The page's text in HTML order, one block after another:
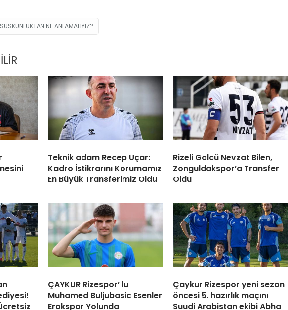
NE ANLAMALIYIZ?
Teknik adam Recep Uçar:
Kadro İstikrarını Korumamız
En Büyük Transferimiz Oldu
Rizeli Golcü Nevzat Bilen,
Zonguldakspor’a Transfer
Oldu
ÇAYKUR Rizespor’ lu
Muhamed Buljubasic Esenler
Erokspor Yolunda
Çaykur Rizespor yeni sezon
öncesi 5. hazırlık maçını
Suudi Arabistan ekibi Abha